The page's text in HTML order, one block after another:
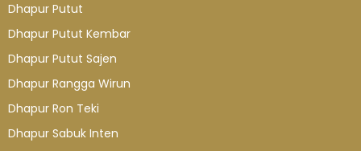
Dhapur Putut
Dhapur Putut Kembar
Dhapur Putut Sajen
Dhapur Rangga Wirun
Dhapur Ron Teki
Dhapur Sabuk Inten